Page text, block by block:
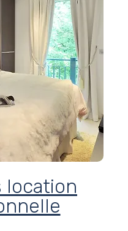
location